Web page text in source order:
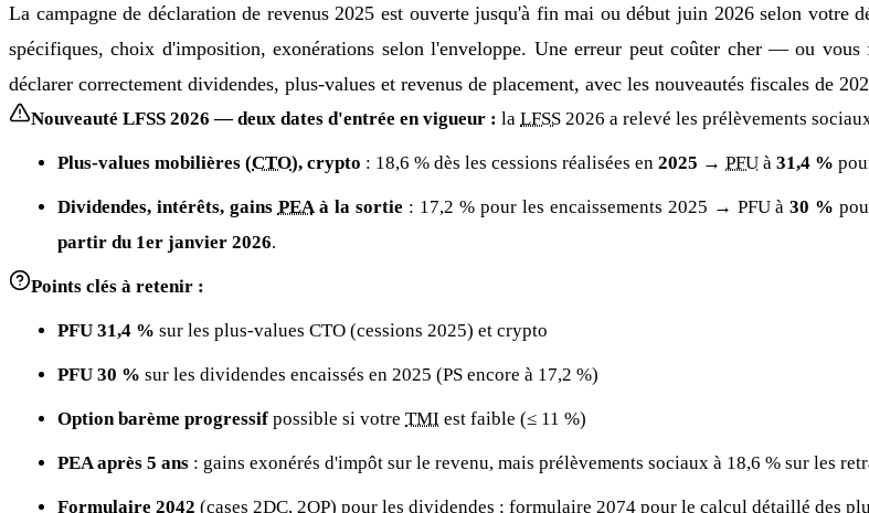
La campagne de déclaration de revenus 2025 est ouverte jusqu'à fin mai ou début juin 2026 selon votre
spécifiques, choix d'imposition, exonérations selon l'enveloppe. Une erreur peut coûter cher — ou
déclarer correctement dividendes, plus-values et revenus de placement, avec les nouveautés fiscales de
Nouveauté LFSS 2026 — deux dates d'entrée en vigueur : la LFSS 2026 a relevé les prélèvements
Plus-values mobilières (CTO), crypto : 18,6 % dès les cessions réalisées en 2025 → PFU à 31,4 %
Dividendes, intérêts, gains PEAà la sortie : 17,2 % pour les encaissements 2025 → PFU à30 %
partir du 1er janvier 2026.
Points clés à retenir :
PFU 31,4 % sur les plus-values CTO (cessions 2025) et crypto
PFU 30 % sur les dividendes encaissés en 2025 (PS encore à 17,2 %)
Option barème progressif possible si votre TMI est faible (≤ 11 %)
PEA après 5 ans : gains exonérés d'impôt sur le revenu, mais prélèvements sociaux à 18,6 % sur les
Formulaire 2042 (cases 2DC, 2OP) pour les dividendes ; formulaire 2074 pour le calcul détaillé des